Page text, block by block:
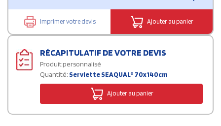
Imprimer votre devis Ajouter au panier
RÉCAPITULATIF DE VOTRE DEVIS
Produit personnalisé
Quantité: Serviette SEAQUAL® 70x140cm
Ajouter au panier